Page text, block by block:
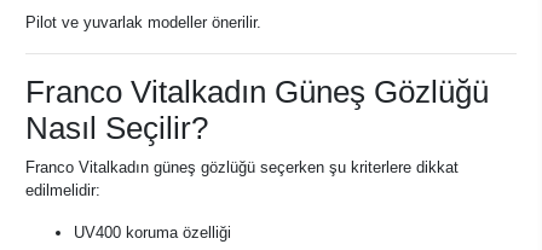
Pilot ve yuvarlak modeller önerilir.
Franco Vitalkadın Güneş Gözlüğü
Nasıl Seçilir?
Franco Vitalkadın güneş gözlüğü seçerken şu kriterlere dikkat
edilmelidir:
UV400 koruma özelliği